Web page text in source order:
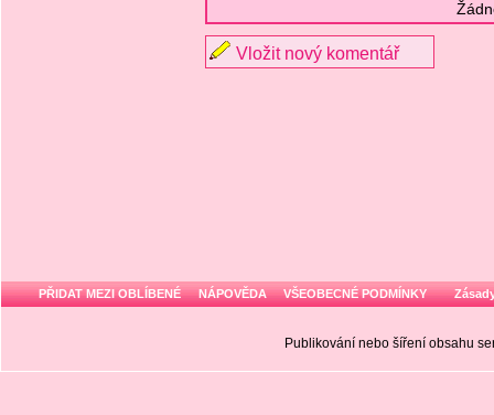
Vložit nový komentář
PŘIDAT MEZI OBLÍBENÉ NÁPOVĚDA VŠEOBECNÉ PODMÍNKY
Publikování nebo šíření obsahu